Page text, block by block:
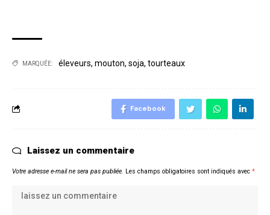
MARQUÉE: éleveurs, mouton, soja, tourteaux
Facebook
Laissez un commentaire
Votre adresse e-mail ne sera pas publiée. Les champs obligatoires sont indiqués avec *